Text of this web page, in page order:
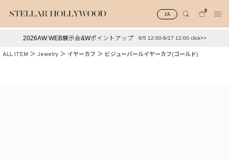
JA
0
2026AW WEB展示会&Wポイントアップ 8/5 12:00-8/17 12:00 click>>
ALL ITEM Jewelry イヤーカフ ビジューパールイヤーカフ(ゴールド)